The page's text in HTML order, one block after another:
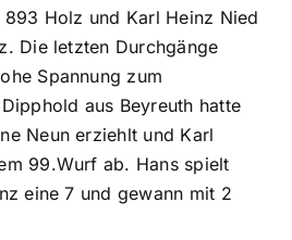
Holz und Karl Heinz Nied
Die letzten Durchgänge
Spannung zum
aus Beyreuth hatte
Neun erziehlt und Karl
99.Wurf ab. Hans spielt
eine 7 und gewann mit 2